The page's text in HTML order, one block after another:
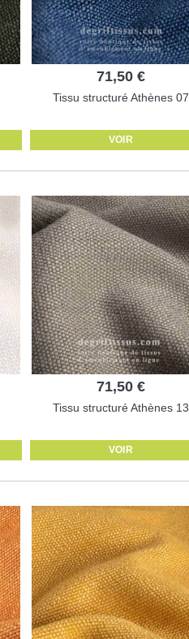
71,50 €
Tissu structuré Athènes 07
VOIR
71,50 €
Tissu structuré Athènes 13
VOIR